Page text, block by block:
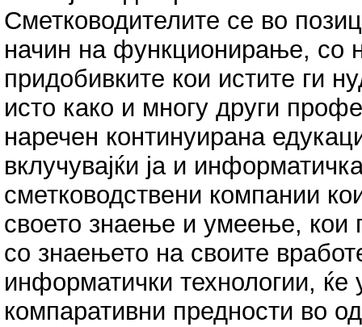
Сметководителите се во
начин на функционирање, со
придобивките кои истите ги
исто како и многу други
наречен континуирана
вклучувајќи ја и
сметководствени компании
своето знаење и умеење, кои
со знаењето на своите
информатички технологии, ќе
компаративни предности во